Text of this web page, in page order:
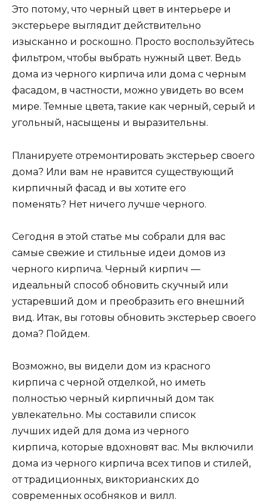
Это потому, что черный цвет в интерьере и
экстерьере выглядит действительно
изысканно и роскошно. Просто воспользуйтесь
фильтром, чтобы выбрать нужный цвет. Ведь
дома из черного кирпича или дома с черным
фасадом, в частности, можно увидеть во всем
мире. Темные цвета, такие как черный, серый и
угольный, насыщены и выразительны.
Планируете отремонтировать экстерьер своего
дома? Или вам не нравится существующий
кирпичный фасад и вы хотите его
поменять? Нет ничего лучше черного.
Сегодня в этой статье мы собрали для вас
самые свежие и стильные идеи домов из
черного кирпича. Черный кирпич —
идеальный способ обновить скучный или
устаревший дом и преобразить его внешний
вид. Итак, вы готовы обновить экстерьер своего
дома? Пойдем.
Возможно, вы видели дом из красного
кирпича с черной отделкой, но иметь
полностью черный кирпичный дом так
увлекательно. Мы составили список
лучших идей для дома из черного
кирпича, которые вдохновят вас. Мы включили
дома из черного кирпича всех типов и стилей,
от традиционных, викторианских до
современных особняков и вилл.